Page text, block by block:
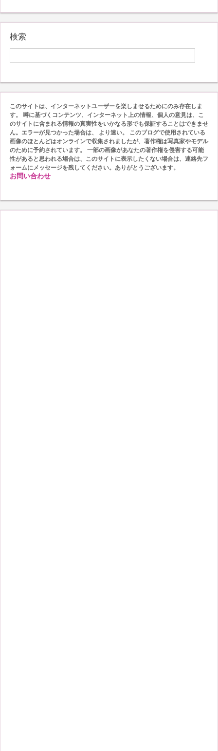
検索
このサイトは、インターネットユーザーを楽しませるためにのみ存在しま
す。 噂に基づくコンテンツ、インターネット上の情報、個人の意見は、こ
のサイトに含まれる情報の真実性をいかなる形でも保証することはできませ
ん。エラーが見つかった場合は、 より速い。 このブログで使用されている
画像のほとんどはオンラインで収集されましたが、著作権は写真家やモデル
のために予約されています。 一部の画像があなたの著作権を侵害する可能
性があると思われる場合は、このサイトに表示したくない場合は、連絡先フ
ォームにメッセージを残してください。ありがとうございます。
お問い合わせ